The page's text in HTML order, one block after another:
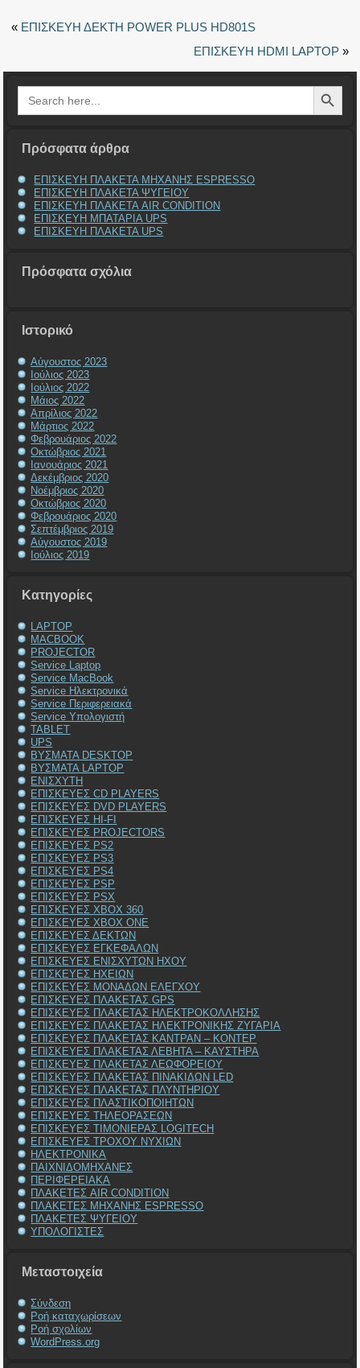
« ΕΠΙΣΚΕΥΗ ΔΕΚΤΗ POWER PLUS HD801S
ΕΠΙΣΚΕΥΗ HDMI LAPTOP»
Search
for:
Search Button
Πρόσφατα άρθρα
ΕΠΙΣΚΕΥΗ ΠΛΑΚΕΤΑ ΜΗΧΑΝΗΣ ESPRESSO
ΕΠΙΣΚΕΥΗ ΠΛΑΚΕΤΑ ΨΥΓΕΙΟΥ
ΕΠΙΣΚΕΥΗ ΠΛΑΚΕΤΑ AIR CONDITION
ΕΠΙΣΚΕΥΗ ΜΠΑΤΑΡΙΑ UPS
ΕΠΙΣΚΕΥΗ ΠΛΑΚΕΤΑ UPS
Πρόσφατα σχόλια
Ιστορικό
Αύγουστος 2023
Ιούλιος 2023
Ιούλιος 2022
Μάιος 2022
Απρίλιος 2022
Μάρτιος 2022
Φεβρουάριος 2022
Οκτώβριος 2021
Ιανουάριος 2021
Δεκέμβριος 2020
Νοέμβριος 2020
Οκτώβριος 2020
Φεβρουάριος 2020
Σεπτέμβριος 2019
Αύγουστος 2019
Ιούλιος 2019
Kατηγορίες
LAPTOP
MACBOOK
PROJECTOR
Service Laptop
Service MacBook
Service Ηλεκτρονικά
Service Περιφερειακά
Service Υπολογιστή
TABLET
UPS
ΒΥΣΜΑΤΑ DESKTOP
ΒΥΣΜΑΤΑ LAPTOP
ΕΝΙΣΧΥΤΗ
ΕΠΙΣΚΕΥΕΣ CD PLAYERS
ΕΠΙΣΚΕΥΕΣ DVD PLAYERS
ΕΠΙΣΚΕΥΕΣ HI-FI
ΕΠΙΣΚΕΥΕΣ PROJECTORS
ΕΠΙΣΚΕΥΕΣ PS2
ΕΠΙΣΚΕΥΕΣ PS3
ΕΠΙΣΚΕΥΕΣ PS4
ΕΠΙΣΚΕΥΕΣ PSP
ΕΠΙΣΚΕΥΕΣ PSX
ΕΠΙΣΚΕΥΕΣ XBOX 360
ΕΠΙΣΚΕΥΕΣ XBOX ONE
ΕΠΙΣΚΕΥΕΣ ΔΕΚΤΩΝ
ΕΠΙΣΚΕΥΕΣ ΕΓΚΕΦΑΛΩΝ
ΕΠΙΣΚΕΥΕΣ ΕΝΙΣΧΥΤΩΝ ΗΧΟΥ
ΕΠΙΣΚΕΥΕΣ ΗΧΕΙΩΝ
ΕΠΙΣΚΕΥΕΣ ΜΟΝΑΔΩΝ ΕΛΕΓΧΟΥ
ΕΠΙΣΚΕΥΕΣ ΠΛΑΚΕΤΑΣ GPS
ΕΠΙΣΚΕΥΕΣ ΠΛΑΚΕΤΑΣ ΗΛΕΚΤΡΟΚΟΛΛΗΣΗΣ
ΕΠΙΣΚΕΥΕΣ ΠΛΑΚΕΤΑΣ ΗΛΕΚΤΡΟΝΙΚΗΣ ΖΥΓΑΡΙΑ
ΕΠΙΣΚΕΥΕΣ ΠΛΑΚΕΤΑΣ ΚΑΝΤΡΑΝ – ΚΟΝΤΕΡ
ΕΠΙΣΚΕΥΕΣ ΠΛΑΚΕΤΑΣ ΛΕΒΗΤΑ – ΚΑΥΣΤΗΡΑ
ΕΠΙΣΚΕΥΕΣ ΠΛΑΚΕΤΑΣ ΛΕΩΦΟΡΕΙΟΥ
ΕΠΙΣΚΕΥΕΣ ΠΛΑΚΕΤΑΣ ΠΙΝΑΚΙΔΩΝ LED
ΕΠΙΣΚΕΥΕΣ ΠΛΑΚΕΤΑΣ ΠΛΥΝΤΗΡΙΟΥ
ΕΠΙΣΚΕΥΕΣ ΠΛΑΣΤΙΚΟΠΟΙΗΤΩΝ
ΕΠΙΣΚΕΥΕΣ ΤΗΛΕΟΡΑΣΕΩΝ
ΕΠΙΣΚΕΥΕΣ ΤΙΜΟΝΙΕΡΑΣ LOGITECH
ΕΠΙΣΚΕΥΕΣ ΤΡΟΧΟΥ ΝΥΧΙΩΝ
ΗΛΕΚΤΡΟΝΙΚΑ
ΠΑΙΧΝΙΔΟΜΗΧΑΝΕΣ
ΠΕΡΙΦΕΡΕΙΑΚΑ
ΠΛΑΚΕΤΕΣ AIR CONDITION
ΠΛΑΚΕΤΕΣ ΜΗΧΑΝΗΣ ESPRESSO
ΠΛΑΚΕΤΕΣ ΨΥΓΕΙΟΥ
ΥΠΟΛΟΓΙΣΤΕΣ
Μεταστοιχεία
Σύνδεση
Ροή καταχωρίσεων
Ροή σχολίων
WordPress.org